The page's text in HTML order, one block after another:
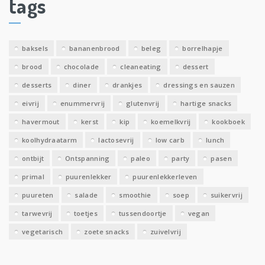
e
v
tags
baksels bananenbrood beleg borrelhapje
brood chocolade cleaneating dessert
desserts diner drankjes dressings en sauzen
eivrij enummervrij glutenvrij hartige snacks
havermout kerst kip koemelkvrij kookboek
koolhydraatarm lactosevrij low carb lunch
ontbijt Ontspanning paleo party pasen
primal puurenlekker puurenlekkerleven
puureten salade smoothie soep suikervrij
tarwevrij toetjes tussendoortje vegan
vegetarisch zoete snacks zuivelvrij